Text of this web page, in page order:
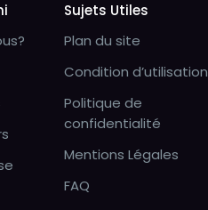
Sujets Utiles
Plan du site
Condition d’utilisation
Politique de
confidentialité
Mentions Légales
FAQ